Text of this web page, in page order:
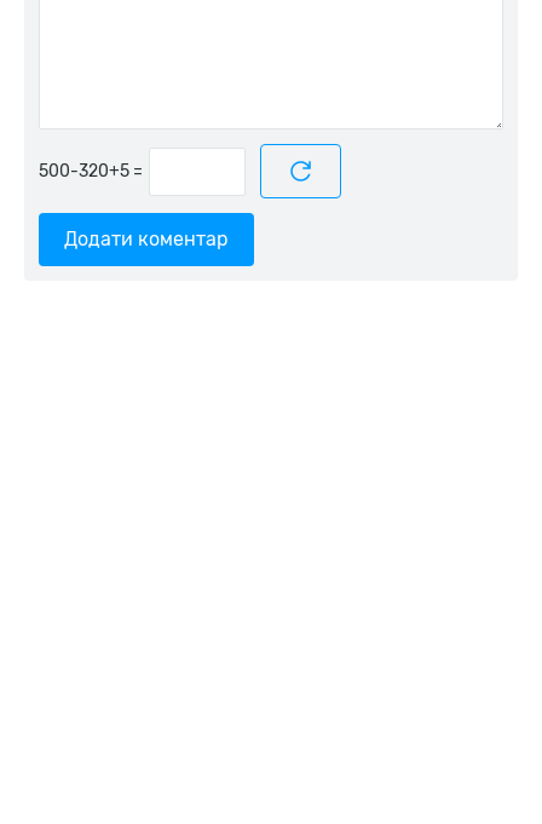
=
Додати коментар